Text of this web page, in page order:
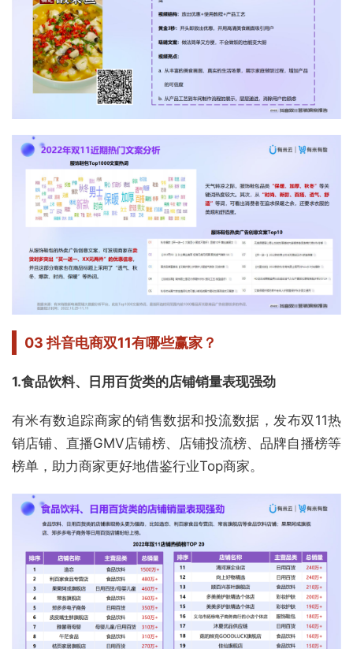
03抖音电商双11有哪些赢家？
1.食品饮料、日用百货类的店铺销量表现强劲
有米有数追踪商家的销售数据和投流数据，发布双11热
销店铺、直播GMV店铺榜、店铺投流榜、品牌自播榜等
榜单，助力商家更好地借鉴行业Top商家。